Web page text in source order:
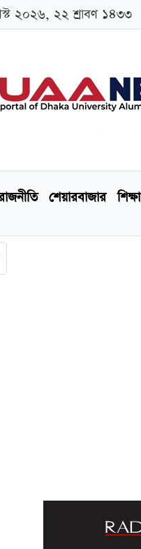
২০২৬, ২২ শ্রাবণ ১৪৩৩
শেয়ারবাজার শিক্ষা